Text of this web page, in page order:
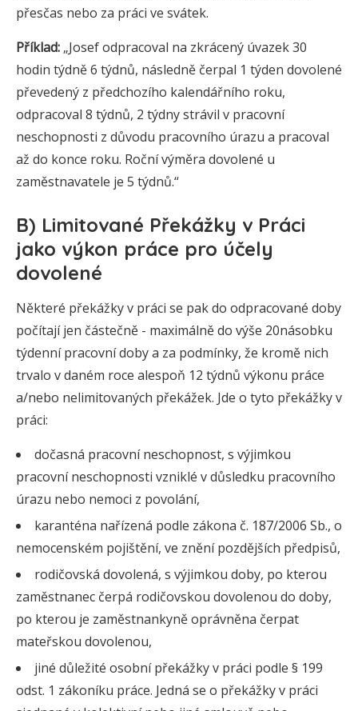
přesčas nebo za práci ve svátek.
Příklad: „Josef odpracoval na zkrácený úvazek 30
hodin týdně 6 týdnů, následně čerpal 1 týden dovolené
převedený z předchozího kalendářního roku,
odpracoval 8 týdnů, 2 týdny strávil v pracovní
neschopnosti z důvodu pracovního úrazu a pracoval
až do konce roku. Roční výměra dovolené u
zaměstnavatele je 5 týdnů.“
B) Limitované Překážky v Práci
jako výkon práce pro účely
dovolené
Některé překážky v práci se pak do odpracované doby
počítají jen částečně - maximálně do výše 20násobku
týdenní pracovní doby a za podmínky, že kromě nich
trvalo v daném roce alespoň 12 týdnů výkonu práce
a/nebo nelimitovaných překážek. Jde o tyto překážky v
práci:
dočasná pracovní neschopnost, s výjimkou
pracovní neschopnosti vzniklé v důsledku pracovního
úrazu nebo nemoci z povolání,
karanténa nařízená podle zákona č. 187/2006 Sb., o
nemocenském pojištění, ve znění pozdějších předpisů,
rodičovská dovolená, s výjimkou doby, po kterou
zaměstnanec čerpá rodičovskou dovolenou do doby,
po kterou je zaměstnankyně oprávněna čerpat
mateřskou dovolenou,
jiné důležité osobní překážky v práci podle § 199
odst. 1 zákoníku práce. Jedná se o překážky v práci